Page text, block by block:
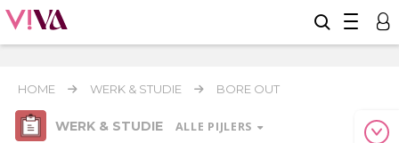
HOME WERK & STUDIE BORE OUT
WERK & STUDIE ALLE PIJLERS